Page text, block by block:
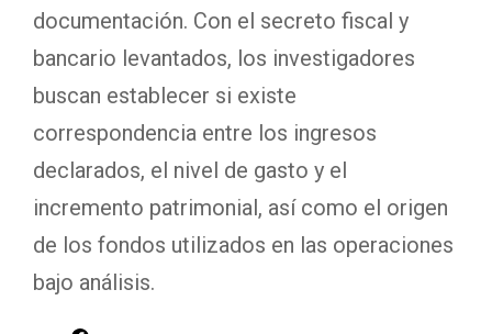
documentación. Con el secreto fiscal y
bancario levantados, los investigadores
buscan establecer si existe
correspondencia entre los ingresos
declarados, el nivel de gasto y el
incremento patrimonial, así como el origen
de los fondos utilizados en las operaciones
bajo análisis.